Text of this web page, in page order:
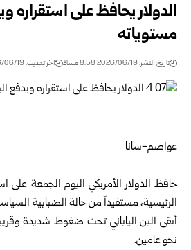
الدولار يحافظ على استقراره
مستوياته
تاريخ النشر: 2026/06/19 8:58 مساءً اخر تحديث: 2026/06/19 8:58 مساءً
عواصم-سانا
حافظ الدولار الأمريكي اليوم الجمعة على
الرئيسية، مستفيداً من حالة الضبابية
أبقى الين الياباني تحت ضغوط شديدة
نحو عامين.